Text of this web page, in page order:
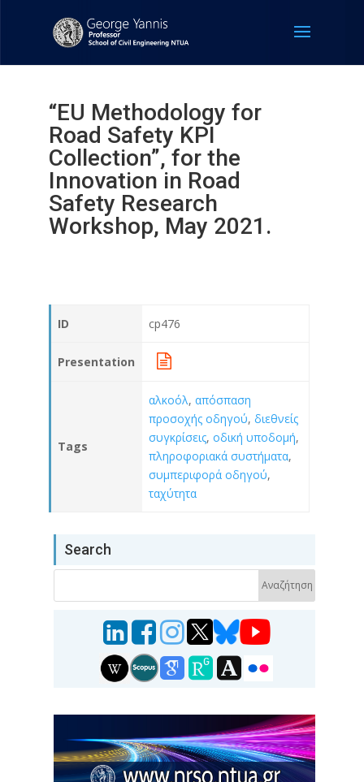
“EU Methodology for
Road Safety KPI
Collection”, for the
Innovation in Road
Safety Research
Workshop, May 2021.
ID cp476
Presentation
Tags
αλκοόλ, απόσπαση
προσοχής οδηγού, διεθνείς
συγκρίσεις, οδική υποδομή,
πληροφοριακά συστήματα,
συμπεριφορά οδηγού,
ταχύτητα
Search